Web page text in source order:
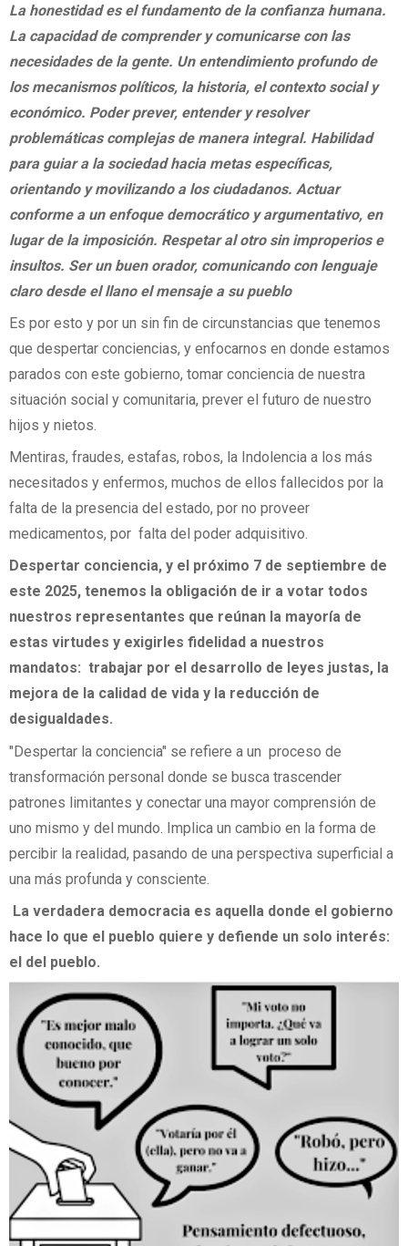
La honestidad es el fundamento de la confianza humana.
La capacidad de comprender y comunicarse con las
necesidades de la gente. Un entendimiento profundo de
los mecanismos políticos, la historia, el contexto social y
económico. Poder prever, entender y resolver
problemáticas complejas de manera integral. Habilidad
para guiar a la sociedad hacia metas específicas,
orientando y movilizando a los ciudadanos. Actuar
conforme a un enfoque democrático y argumentativo, en
lugar de la imposición. Respetar al otro sin improperios e
insultos. Ser un buen orador, comunicando con lenguaje
claro desde el llano el mensaje a su pueblo
Es por esto y por un sin fin de circunstancias que tenemos
que despertar conciencias, y enfocarnos en donde estamos
parados con este gobierno, tomar conciencia de nuestra
situación social y comunitaria, prever el futuro de nuestro
hijos y nietos.
Mentiras, fraudes, estafas, robos, la Indolencia a los más
necesitados y enfermos, muchos de ellos fallecidos por la
falta de la presencia del estado, por no proveer
medicamentos, por falta del poder adquisitivo.
Despertar conciencia, y el próximo 7 de septiembre de
este 2025, tenemos la obligación de ir a votar todos
nuestros representantes que reúnan la mayoría de
estas virtudes y exigirles fidelidad a nuestros
mandatos: trabajar por el desarrollo de leyes justas, la
mejora de la calidad de vida y la reducción de
desigualdades.
"Despertar la conciencia" se refiere a un proceso de
transformación personal donde se busca trascender
patrones limitantes y conectar una mayor comprensión de
uno mismo y del mundo. Implica un cambio en la forma de
percibir la realidad, pasando de una perspectiva superficial a
una más profunda y consciente.
La verdadera democracia es aquella donde el gobierno
hace lo que el pueblo quiere y defiende un solo interés:
el del pueblo.